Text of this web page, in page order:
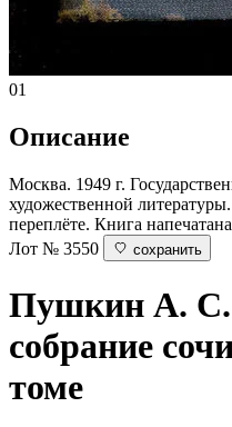
01
Описание
Москва. 1949 г.
художественной
переплёте. Книга
Лот № 3550
сохранить
Пушкин А. С.
собрание
томе